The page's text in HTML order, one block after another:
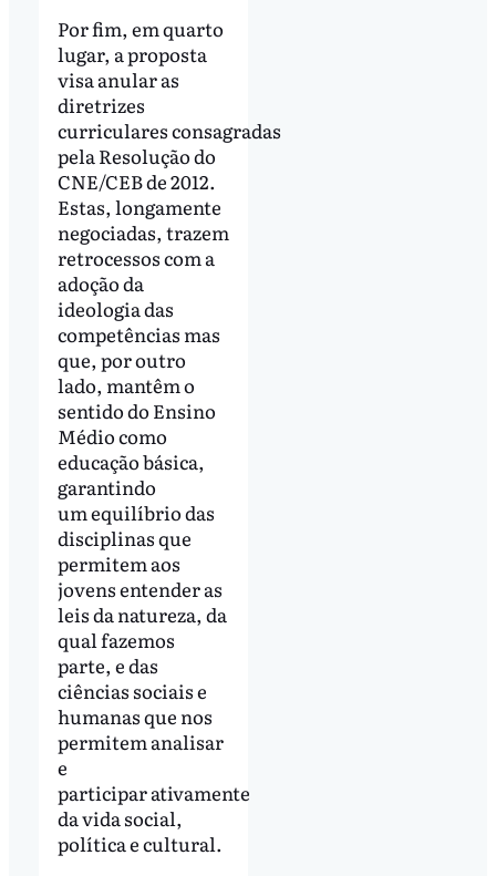
Por fim, em quarto
lugar, a proposta
visa anular as
diretrizes
curriculares consagradas
pela Resolução do
CNE/CEB de 2012.
Estas, longamente
negociadas, trazem
retrocessos com a
adoção da
ideologia das
competências mas
que, por outro
lado, mantêm o
sentido do Ensino
Médio como
educação básica,
garantindo
um equilíbrio das
disciplinas que
permitem aos
jovens entender as
leis da natureza, da
qual fazemos
parte, e das
ciências sociais e
humanas que nos
permitem analisar
e
participar ativamente
da vida social,
política e cultural.